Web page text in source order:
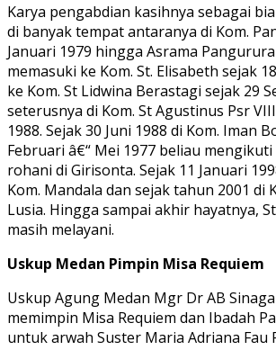
Karya pengabdian kasihnya sebagai
di banyak tempat antaranya di Kom.
Januari 1979 hingga Asrama
memasuki ke Kom. St. Elisabeth sejak
ke Kom. St Lidwina Berastagi sejak 29
seterusnya di Kom. St Agustinus Psr
1988. Sejak 30 Juni 1988 di Kom. Iman
Februari â€“ Mei 1977 beliau
rohani di Girisonta. Sejak 11 Januari
Kom. Mandala dan sejak tahun 2001 di
Lusia. Hingga sampai akhir hayatnya,
masih melayani.
Uskup Medan Pimpin Misa Requiem
Uskup Agung Medan Mgr Dr AB Sinaga
memimpin Misa Requiem dan Ibadah
untuk arwah Suster Maria Adriana Fau